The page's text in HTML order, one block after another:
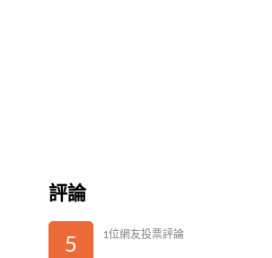
評論
5 1位網友投票評論